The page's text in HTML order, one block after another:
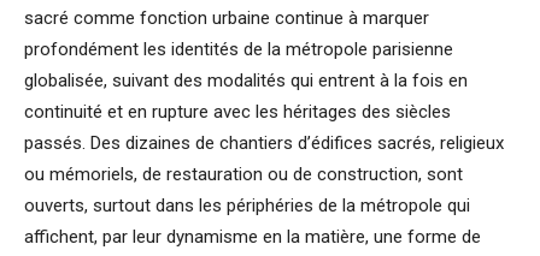
sacré comme fonction urbaine continue à marquer
profondément les identités de la métropole parisienne
globalisée, suivant des modalités qui entrent à la fois en
continuité et en rupture avec les héritages des siècles
passés. Des dizaines de chantiers d’édifices sacrés, religieux
ou mémoriels, de restauration ou de construction, sont
ouverts, surtout dans les périphéries de la métropole qui
affichent, par leur dynamisme en la matière, une forme de